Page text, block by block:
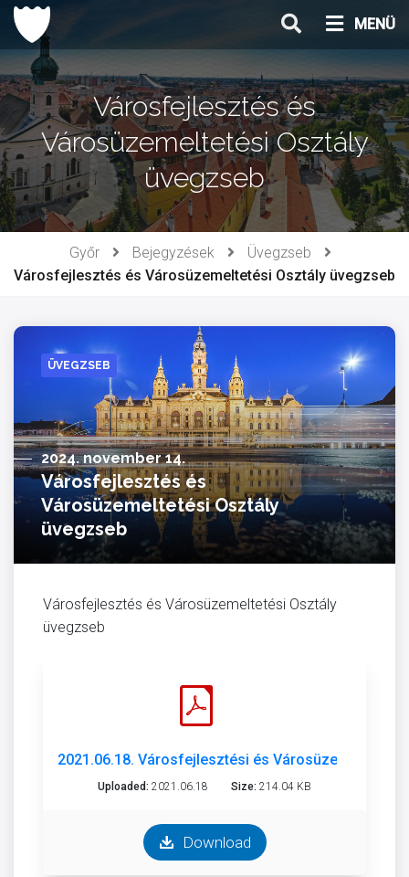
Ugrás
tartalomhoz
MENÜ
Városfejlesztés és
Városüzemeltetési Osztály
üvegzseb
Győr Bejegyzések
Üvegzseb
Városfejlesztés és Városüzemeltetési Osztály üvegzseb
ÜVEGZSEB
2024. november 14.
Városfejlesztés és
Városüzemeltetési Osztály
üvegzseb
Városfejlesztés és Városüzemeltetési Osztály
üvegzseb
2021.06.18. Városfejlesztési és Városüzemeltetési
Uploaded: 2021.06.18 Size: 214.04 KB
Download